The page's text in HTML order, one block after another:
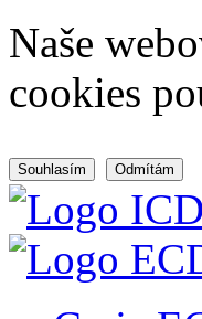
Naše
cookies
Souhlasím Odmítám